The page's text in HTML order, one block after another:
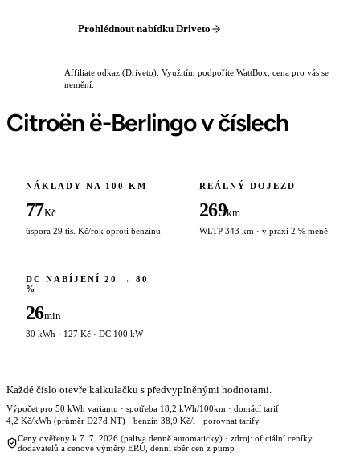
Prohlédnout nabídku Driveto
Affiliate odkaz (Driveto). Využitím podpoříte WattBox, cena pro vás se
nemění.
Citroën ë-Berlingo v číslech
NÁKLADY NA 100 KM
77Kč
úspora 29 tis. Kč/rok oproti benzínu
REÁLNÝ DOJEZD
269km
WLTP 343 km · v praxi 2 % méně
DC NABÍJENÍ 20 → 80
%
26min
30 kWh · 127 Kč · DC 100 kW
Každé číslo otevře kalkulačku s předvyplněnými hodnotami.
Výpočet pro 50 kWh variantu · spotřeba 18,2 kWh/100km · domácí tarif
4,2 Kč/kWh (průměr D27d NT) · benzín 38,9 Kč/l · porovnat tarify
Ceny ověřeny k 7. 7. 2026 (paliva denně automaticky) · zdroj: oficiální ceníky
dodavatelů a cenové výměry ERÚ, denní sběr cen z pump